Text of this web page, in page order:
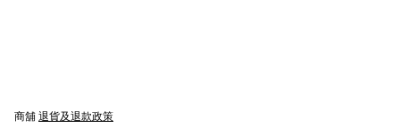
商舖退貨及退款政策